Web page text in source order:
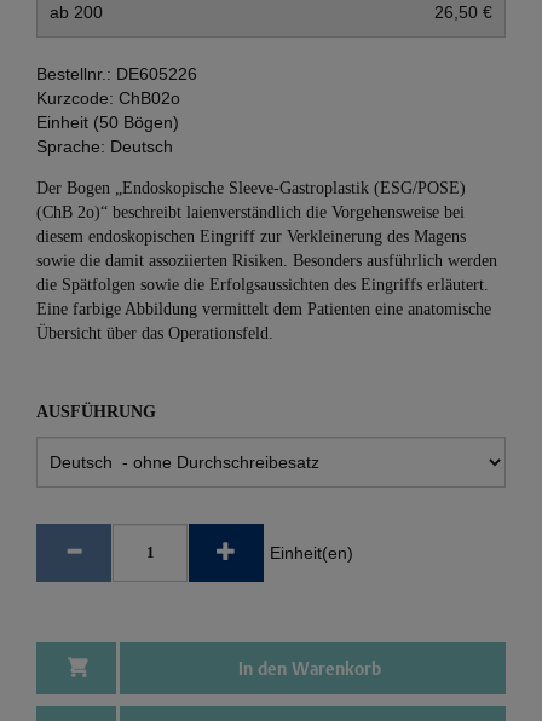
ab 200 26,50 €
Bestellnr.: DE605226
Kurzcode: ChB02o
Einheit (50 Bögen)
Sprache: Deutsch
Der Bogen „Endoskopische Sleeve-Gastroplastik (ESG/POSE)
(ChB 2o)“ beschreibt laienverständlich die Vorgehensweise bei
diesem endoskopischen Eingriff zur Verkleinerung des Magens
sowie die damit assoziierten Risiken. Besonders ausführlich werden
die Spätfolgen sowie die Erfolgsaussichten des Eingriffs erläutert.
Eine farbige Abbildung vermittelt dem Patienten eine anatomische
Übersicht über das Operationsfeld.
AUSFÜHRUNG
Einheit(en)
In den Warenkorb